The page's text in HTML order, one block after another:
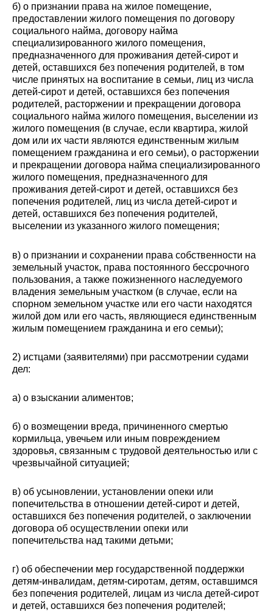
б) о признании права на жилое помещение,
предоставлении жилого помещения по договору
социального найма, договору найма
специализированного жилого помещения,
предназначенного для проживания детей-сирот и
детей, оставшихся без попечения родителей, в том
числе принятых на воспитание в семьи, лиц из числа
детей-сирот и детей, оставшихся без попечения
родителей, расторжении и прекращении договора
социального найма жилого помещения, выселении из
жилого помещения (в случае, если квартира, жилой
дом или их части являются единственным жилым
помещением гражданина и его семьи), о расторжении
и прекращении договора найма специализированного
жилого помещения, предназначенного для
проживания детей-сирот и детей, оставшихся без
попечения родителей, лиц из числа детей-сирот и
детей, оставшихся без попечения родителей,
выселении из указанного жилого помещения;
в) о признании и сохранении права собственности на
земельный участок, права постоянного бессрочного
пользования, а также пожизненного наследуемого
владения земельным участком (в случае, если на
спорном земельном участке или его части находятся
жилой дом или его часть, являющиеся единственным
жилым помещением гражданина и его семьи);
2) истцами (заявителями) при рассмотрении судами
дел:
а) о взыскании алиментов;
б) о возмещении вреда, причиненного смертью
кормильца, увечьем или иным повреждением
здоровья, связанным с трудовой деятельностью или с
чрезвычайной ситуацией;
в) об усыновлении, установлении опеки или
попечительства в отношении детей-сирот и детей,
оставшихся без попечения родителей, о заключении
договора об осуществлении опеки или
попечительства над такими детьми;
г) об обеспечении мер государственной поддержки
детям-инвалидам, детям-сиротам, детям, оставшимся
без попечения родителей, лицам из числа детей-сирот
и детей, оставшихся без попечения родителей;